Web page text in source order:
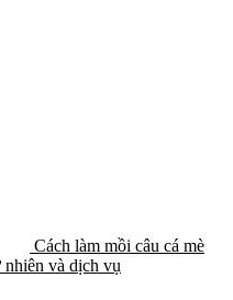
Cách làm mồi câu cá mè
nhiên và dịch vụ